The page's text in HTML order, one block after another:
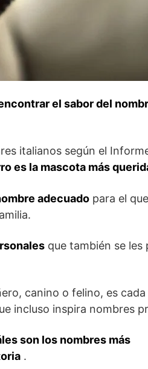
el sabor del
italianos según el
es la mascota más
adecuado para el
que también se les
canino o felino, es cada
incluso inspira nombres
son los nombres más
.